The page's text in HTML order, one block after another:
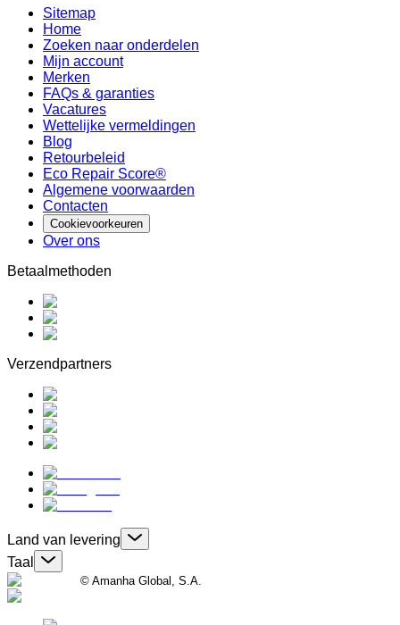
Sitemap
Home
Zoeken naar onderdelen
Mijn account
Merken
FAQs & garanties
Vacatures
Wettelijke vermeldingen
Blog
Retourbeleid
Eco Repair Score®
Algemene voorwaarden
Contacten
Cookievoorkeuren
Over ons
Betaalmethoden
Verzendpartners
Land van levering
Taal
© Amanha Global, S.A.